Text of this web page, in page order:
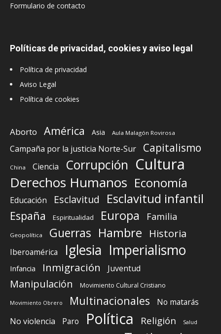
Formulario de contacto
Políticas de privacidad, cookies y aviso legal
Política de privacidad
Aviso Legal
Política de cookies
Aborto América Asia Aula Malagón Rovirosa
Campaña por la justicia Norte-Sur Capitalismo
China Ciencia Corrupción Cultura
Derechos Humanos Economía
Educación Esclavitud Esclavitud infantil
España Espiritualidad Europa Familia
Geopolítica Guerras Hambre Historia
Iberoamérica Iglesia Imperialismo
Infancia Inmigración Juventud
Manipulación Movimiento Cultural Cristiano
Movimiento Obrero Multinacionales
No matarás
No violencia
Paro Política Religión Salud